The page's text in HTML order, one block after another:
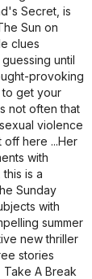
Secret, is
Sun on
clues
until
provoking
to get your
not often that
violence
off here ...Her
with
is a
Sunday
with
summer
new thriller
stories
A Break